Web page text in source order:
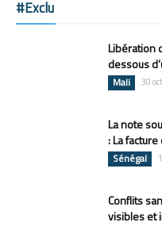
#Exclu
Libération
dessous
Mali 30
La note
: La facture
Sénégal
Conflits
visibles et